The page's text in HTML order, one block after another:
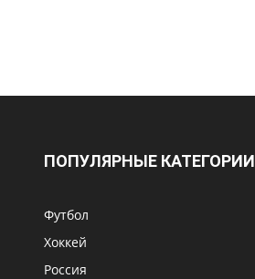
ПОПУЛЯРНЫЕ КАТЕГОРИИ
Футбол
Хоккей
Россия